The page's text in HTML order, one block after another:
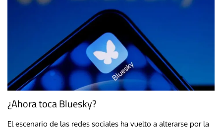
¿Ahora toca Bluesky?
El escenario de las redes sociales ha vuelto a alterarse por la